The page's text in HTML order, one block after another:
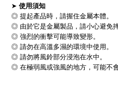
➤ 使用須知
◎ 提起產品時，請握住金屬本體。
◎ 由於它是金屬製品，請小心避免摔
◎ 強烈的衝擊可能導致變形。
◎ 請勿在高溫多濕的環境中使用。
◎ 請勿將風鈴部分浸泡在水中。
◎ 在極弱風或強風的地方，可能不